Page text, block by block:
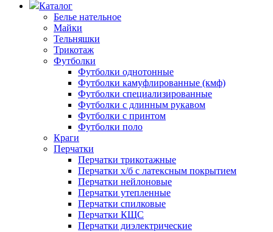
Каталог
Белье нательное
Майки
Тельняшки
Трикотаж
Футболки
Футболки однотонные
Футболки камуфлированные (кмф)
Футболки специализированные
Футболки с длинным рукавом
Футболки с принтом
Футболки поло
Краги
Перчатки
Перчатки трикотажные
Перчатки х/б с латексным покрытием
Перчатки нейлоновые
Перчатки утепленные
Перчатки спилковые
Перчатки КЩС
Перчатки диэлектрические